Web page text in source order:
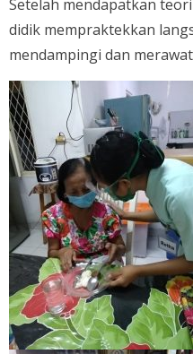
Setelah mendapatkan
didik mempraktekkan
mendampingi dan